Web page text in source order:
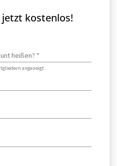
kostenlos!